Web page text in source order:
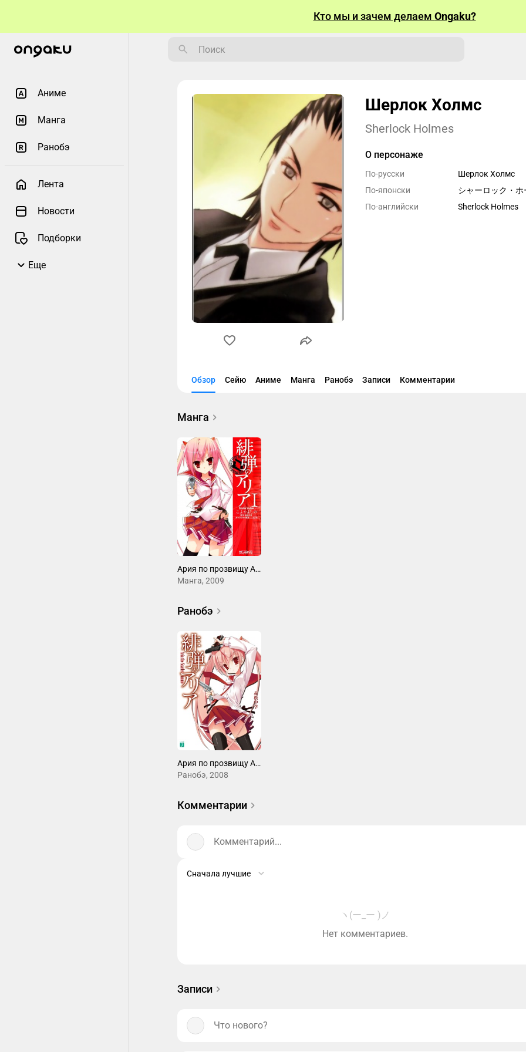
Кто мы и зачем делаем Ongaku?
Аниме
Манга
Ранобэ
Лента
Новости
Подборки
Еще
Шерлок Холмс
Sherlock Holmes
О персонаже
По-русски
Шерлок Холмс
По-японски
シャーロック・ホ
По-английски
Sherlock Holmes
Обзор Сейю Аниме Манга Ранобэ Записи Комментарии
Манга
Ария по прозвищу Алая Пуля
Манга, 2009
Ранобэ
Ария по прозвищу Алая Пуля
Ранобэ, 2008
Комментарии
Комментарий...
Сначала лучшие
ヽ(ー_ー )ノ
Нет комментариев.
Записи
Что нового?